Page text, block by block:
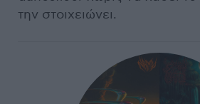
την στοιχειώνει.